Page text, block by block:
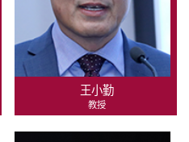
王小勤
教授